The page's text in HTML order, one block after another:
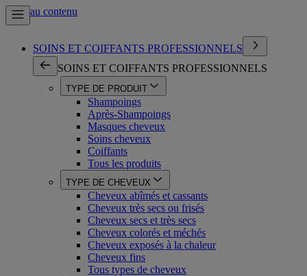
Aller au contenu
SOINS ET COIFFANTS PROFESSIONNELS
SOINS ET COIFFANTS PROFESSIONNELS
TYPE DE PRODUIT
Shampoings
Après-Shampoings
Masques cheveux
Soins cheveux
Coiffants
Tous les produits
TYPE DE CHEVEUX
Cheveux abîmés et cassants
Cheveux très secs ou frisés
Cheveux secs et très secs
Cheveux colorés et méchés
Cheveux exposés à la chaleur
Cheveux fins
Tous types de cheveux